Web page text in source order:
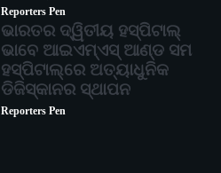
Reporters Pen
ଭାରତର ଦ୍ୱିତୀୟ ହସ୍ପିଟାଲ୍
ଭାବେ ଆଇଏମ୍‌ଏସ୍ ଆଣ୍ଡ ସମ
ହସ୍ପିଟାଲ୍‌ରେ ଅତ୍ୟାଧୁନିକ
ଡିଜିସ୍କାନର ସ୍ଥାପନ
Reporters Pen